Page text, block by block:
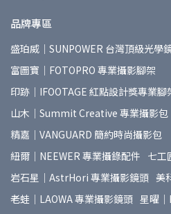
品牌專區
盛珀威｜SUNPOWER 台灣頂級光學
富圖寶｜FOTOPRO 專業攝影腳架
印跡｜IFOOTAGE 紅點設計獎專業腳
山木｜Summit Creative 專業攝影包
精嘉｜VANGUARD 簡約時尚攝影包
紐爾｜NEEWER 專業攝錄配件 七工
岩石星｜AstrHori 專業攝影鏡頭 美
老蛙｜LAOWA 專業攝影鏡頭 星曜